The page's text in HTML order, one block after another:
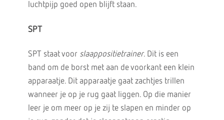
luchtpijp goed open blijft staan.
SPT
SPT staat voor slaappositietrainer. Dit is een
band om de borst met aan de voorkant een klein
apparaatje. Dit apparaatje gaat zachtjes trillen
wanneer je op je rug gaat liggen. Op die manier
leer je om meer op je zij te slapen en minder op